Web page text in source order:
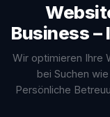
Business
Wir optimieren Ihre
bei Suchen wie
Persönliche